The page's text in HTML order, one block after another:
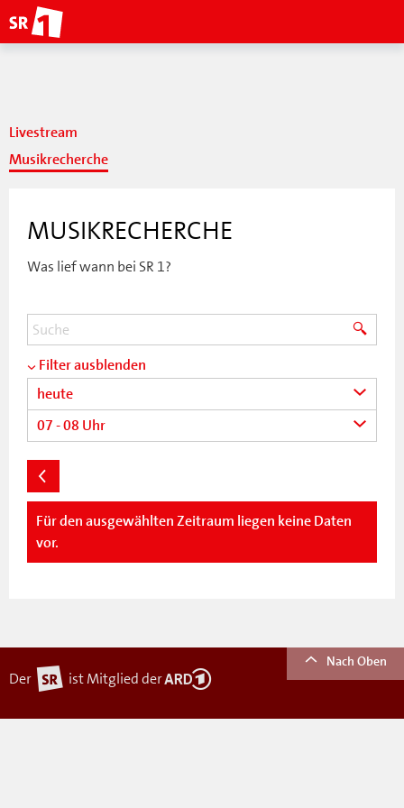
Livestream
Musikrecherche
MUSIKRECHERCHE
Was lief wann bei SR 1?
Filter ausblenden
heute
07 - 08 Uhr
Für den ausgewählten Zeitraum liegen keine Daten
vor.
Nach Oben
Der ist Mitglied der